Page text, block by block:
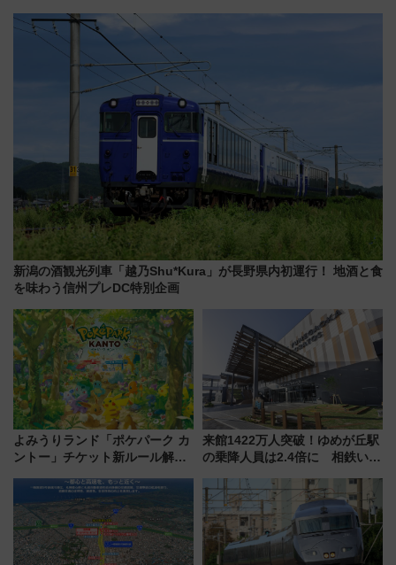
説【JR東日本】
新潟の酒観光列車「越乃Shu*Kura」が長野県内初運行！ 地酒と食
を味わう信州プレDC特別企画
よみうりランド「ポケパーク カ
ントー」チケット新ルール解
本人確認が11月スタート
来館1422万人突破！ゆめが丘駅
の乗降人員は2.4倍に 相鉄いず
年祭にそうにゃん＆DB.スター
マンが登場